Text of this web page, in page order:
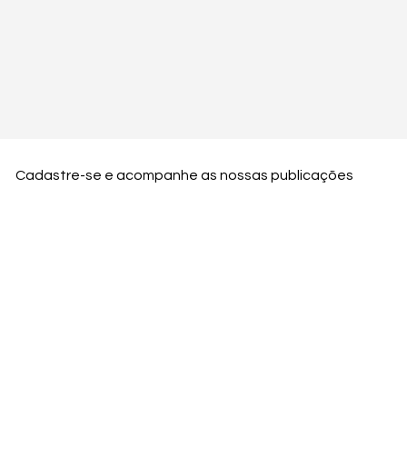
Cadastre-se e acompanhe as nossas publicações